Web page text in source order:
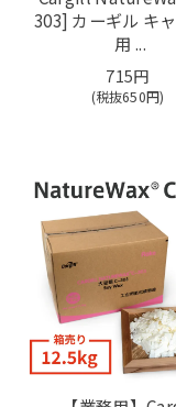
303] カーギル キ
用 ...
715円
(税抜650円)